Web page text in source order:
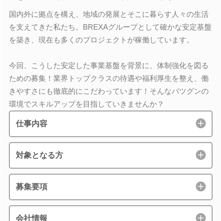
国内外に拠点を構え、地域の発展とそこに暮らす人々の生活
を支えてきた私たち。BREXAグループとして確かな安定基盤
を築き、現在も多くのプロジェクトが稼働しています。
今回、こうした安定した事業基盤を背景に、体制強化を図る
ための募集！業界トップクラスの待遇や福利厚生を整え、働
きやすさにも徹底的にこだわっています！そんなバツグンの
環境でスキルアップを目指していきませんか？
仕事内容
対象となる方
募集要項
会社情報